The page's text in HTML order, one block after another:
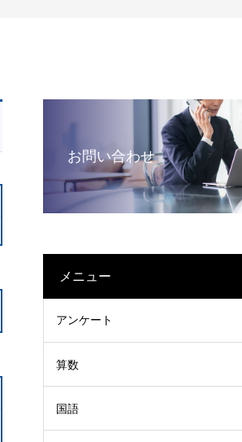
お問い合わせ
メニュー
アンケート
算数
国語